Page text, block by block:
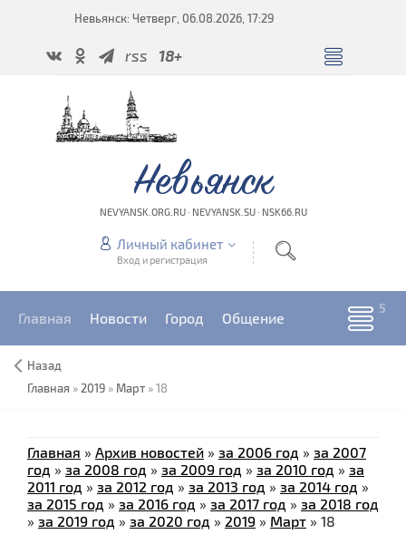
Невьянск: Четверг, 06.08.2026, 17:29
rss 18+
Невьянск
NEVYANSK.ORG.RU · NEVYANSK.SU · NSK66.RU
Личный кабинет
Вход и регистрация
Главная Новости Город Общение
Назад
Главная » 2019 » Март »18
Главная » Архив новостей » за 2006 год » за 2007
год » за 2008 год » за 2009 год » за 2010 год » за
2011 год » за 2012 год » за 2013 год » за 2014 год »
за 2015 год » за 2016 год » за 2017 год » за 2018 год
» за 2019 год » за 2020 год » 2019 » Март » 18